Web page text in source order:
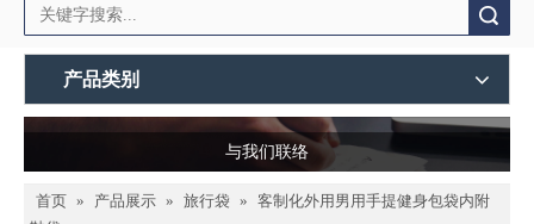
产品类别
与我们联络
首页 » 产品展示 » 旅行袋 » 客制化外用男用手提健身包袋内附